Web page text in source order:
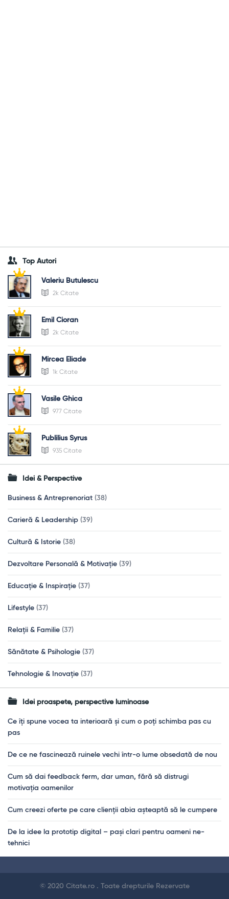
Top Autori
Valeriu Butulescu
2k Citate
Emil Cioran
2k Citate
Mircea Eliade
1k Citate
Vasile Ghica
977 Citate
Publilius Syrus
935 Citate
Idei & Perspective
Business & Antreprenoriat (38)
Carieră & Leadership (39)
Cultură & Istorie (38)
Dezvoltare Personală & Motivație (39)
Educație & Inspirație (37)
Lifestyle (37)
Relații & Familie (37)
Sănătate & Psihologie (37)
Tehnologie & Inovație (37)
Idei proaspete, perspective luminoase
Ce îți spune vocea ta interioară și cum o poți schimba pas cu
pas
De ce ne fascinează ruinele vechi într-o lume obsedată de nou
Cum să dai feedback ferm, dar uman, fără să distrugi
motivația oamenilor
Cum creezi oferte pe care clienții abia așteaptă să le cumpere
De la idee la prototip digital – pași clari pentru oameni ne-
tehnici
© 2020 Citate.ro . Toate drepturile Rezervate